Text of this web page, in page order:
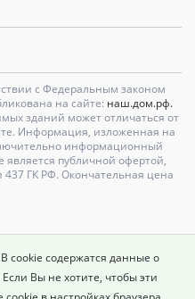
с Федеральным законом
на сайте: наш.дом.рф.
зданий может отличаться от
Информация, изложенная на
информационный
является публичной офертой,
ГК РФ. Окончательная цена
В cookie содержатся данные о
Вы не хотите, чтобы эти